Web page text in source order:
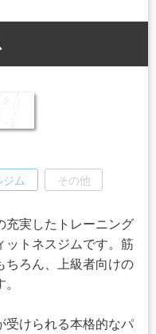
ジム その他
充実したトレーニング
ットネスジムです。筋
ちろん、上級者向けの
受けられる本格的なパ